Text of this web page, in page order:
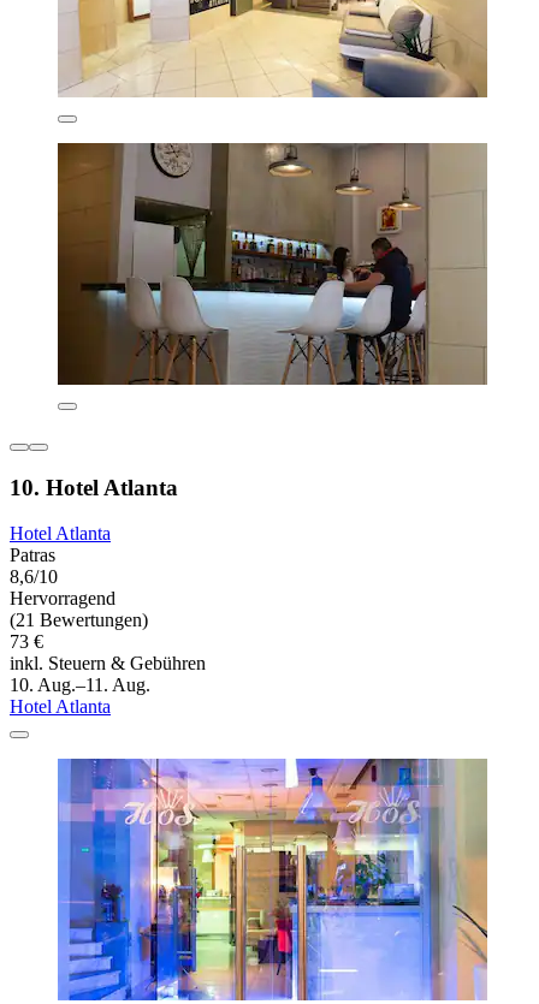
10. Hotel Atlanta
Hotel Atlanta
Patras
8,6/10
Hervorragend
(21 Bewertungen)
73 €
inkl. Steuern & Gebühren
10. Aug.–11. Aug.
Hotel Atlanta